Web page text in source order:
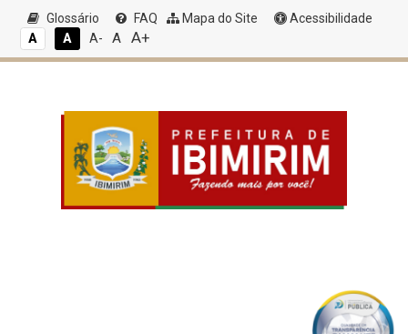
Glossário FAQ Mapa do Site
Acessibilidade
A
A A- A A+